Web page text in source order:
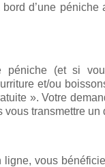
d’une péniche
péniche (et si
et/ou
». Votre
transmettre un
vous